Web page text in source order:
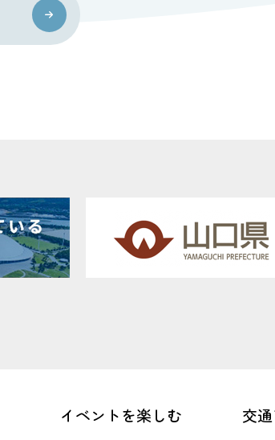
イベントを楽しむ 交